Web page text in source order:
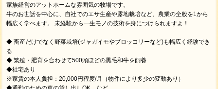
家族経営のアットホームな雰囲気の牧場です。
牛のお世話を中心に、自社でのエサ生産や露地栽培など、農業の全般を1から
幅広く学べます。 未経験から一生モノの技術を身につけられますよ！
◆ 畜産だけでなく野菜栽培(ジャガイモやブロッコリーなど)も幅広く経験でき
る
◆ 繁殖・肥育を合わせて500頭ほどの黒毛和牛を飼養
◆社宅あり
※家賃の本人負担：20,000円程度/月（物件により多少の変動あり）